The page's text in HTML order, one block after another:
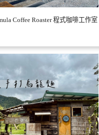
Coffee Roaster 程式咖啡工作